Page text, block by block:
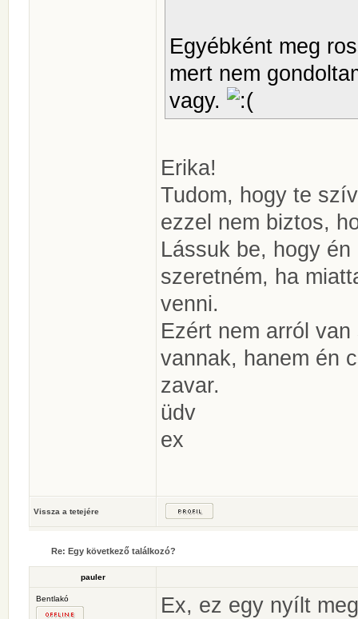
Egyébként meg
mert nem
vagy.
Erika!
Tudom, hogy te
ezzel nem biztos,
Lássuk be, hogy
szeretném, ha
venni.
Ezért nem arról
vannak, hanem én
zavar.
üdv
ex
Vissza a tetejére
Re: Egy következő találkozó?
pauler
Bentlakó
Ex, ez egy nyílt